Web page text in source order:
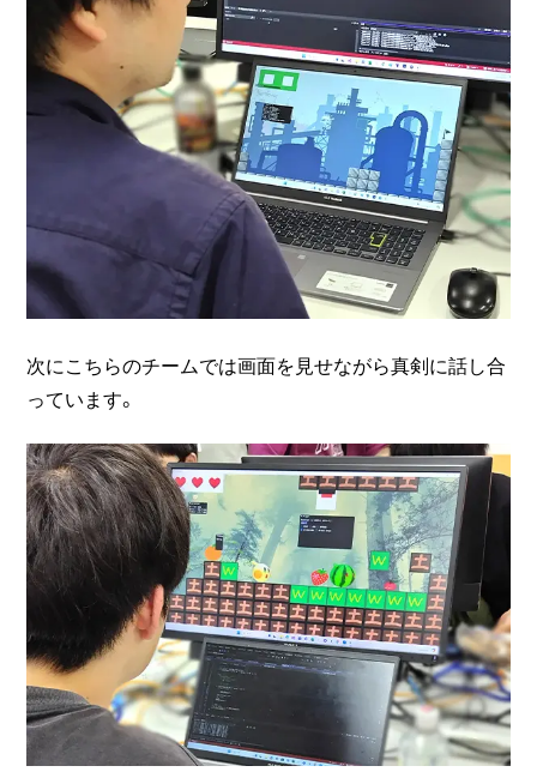
次にこちらのチームでは画面を見せながら真剣に話し合
っています。